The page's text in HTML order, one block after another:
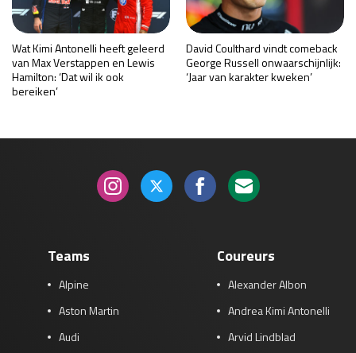
Wat Kimi Antonelli heeft geleerd
van Max Verstappen en Lewis
Hamilton: ‘Dat wil ik ook
bereiken’
David Coulthard vindt comeback
George Russell onwaarschijnlijk:
‘Jaar van karakter kweken’
Teams
Alpine
Aston Martin
Audi
Coureurs
Alexander Albon
Andrea Kimi Antonelli
Arvid Lindblad